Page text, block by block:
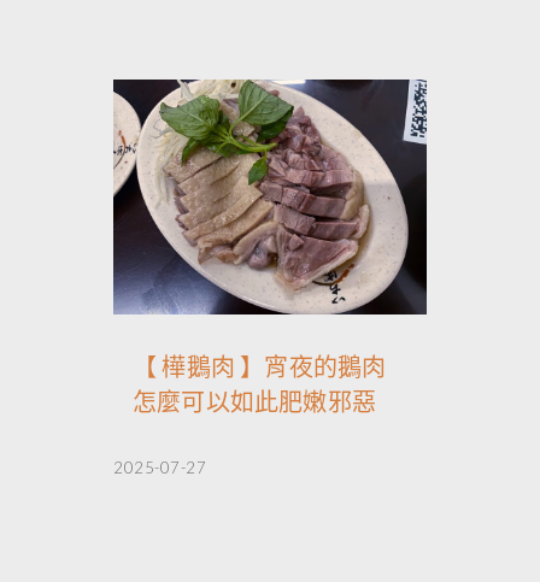
【 樺鵝肉 】宵夜的鵝肉
怎麼可以如此肥嫩邪惡
2025-07-27